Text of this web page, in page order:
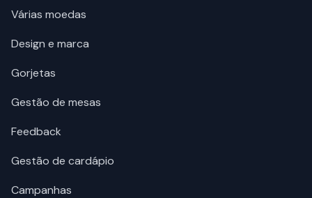
Várias moedas
Design e marca
Gorjetas
Gestão de mesas
Feedback
Gestão de cardápio
Campanhas